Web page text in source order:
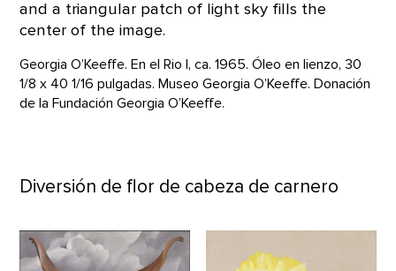
Georgia O’Keeffe. En el Rio I, ca. 1965. Óleo en lienzo, 30
1/8 x 40 1/16 pulgadas. Museo Georgia O’Keeffe. Donación
de la Fundación Georgia O’Keeffe.
Diversión de flor de cabeza de carnero